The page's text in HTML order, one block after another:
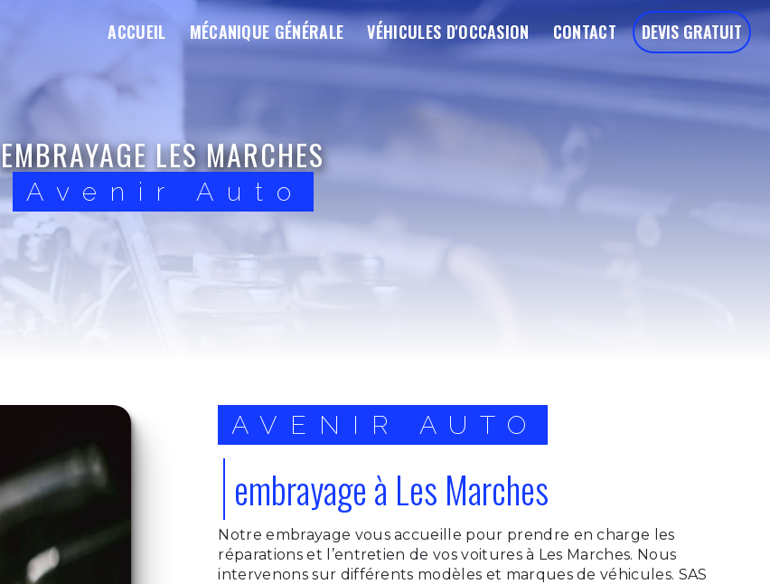
ACCUEIL MÉCANIQUE GÉNÉRALE VÉHICULES D'OCCASION CONTACT DEVIS GRATUIT
EMBRAYAGE LES MARCHES
Avenir Auto
AVENIR AUTO
embrayage à Les Marches
Notre embrayage vous accueille pour prendre en charge les
réparations et l’entretien de vos voitures à Les Marches. Nous
intervenons sur différents modèles et marques de véhicules. SAS